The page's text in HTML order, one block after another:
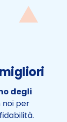
degli
per